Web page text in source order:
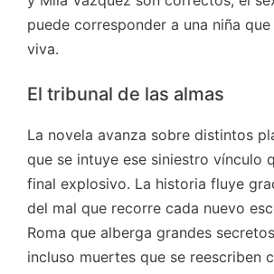
puede corresponder a una niña
viva.
El tribunal de las almas
La novela avanza sobre distintos
que se intuye ese siniestro vínculo
final explosivo. La historia fluye
del mal que recorre cada nuevo
Roma que alberga grandes
incluso muertes que se reescriben